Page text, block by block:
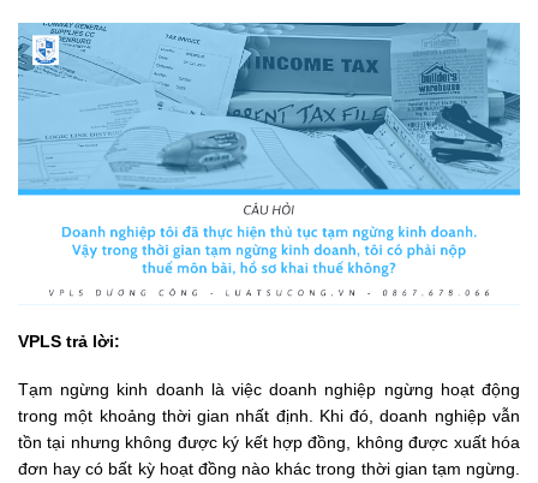
VPLS trả lời:
Tạm ngừng kinh doanh là việc doanh nghiệp ngừng hoạt động
trong một khoảng thời gian nhất định. Khi đó, doanh nghiệp vẫn
tồn tại nhưng không được ký kết hợp đồng, không được xuất hóa
đơn hay có bất kỳ hoạt đồng nào khác trong thời gian tạm ngừng.